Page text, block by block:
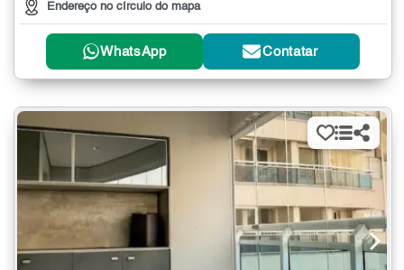
Endereço no círculo do mapa
WhatsApp Contatar